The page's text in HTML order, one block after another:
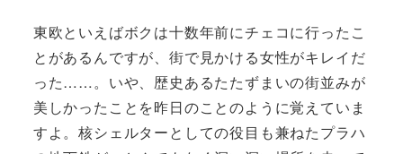
東欧といえばボクは十数年前にチェコに行ったこ
とがあるんですが、街で見かける女性がキレイだ
った……。いや、歴史あるたたずまいの街並みが
美しかったことを昨日のことのように覚えていま
すよ。核シェルターとしての役目も兼ねたプラハ